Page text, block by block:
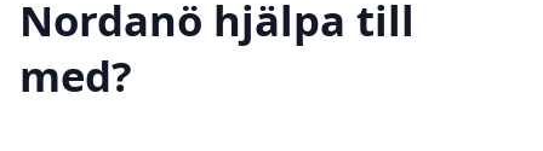
Nordanö hjälpa till
med?